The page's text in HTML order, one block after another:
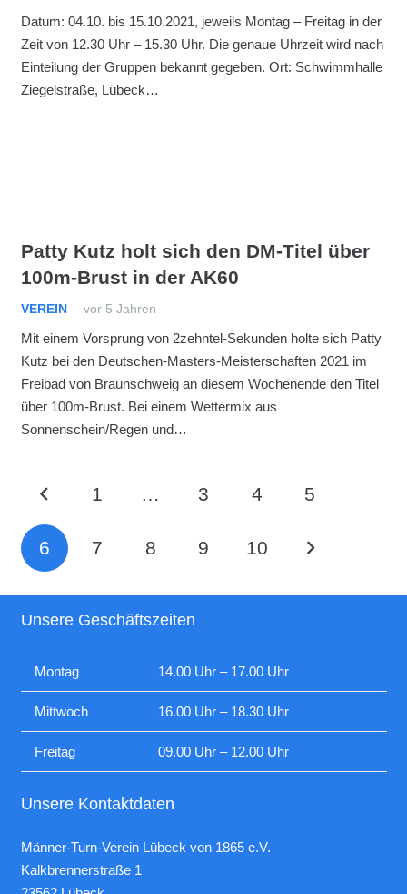
Datum: 04.10. bis 15.10.2021, jeweils Montag – Freitag in der
Zeit von 12.30 Uhr – 15.30 Uhr. Die genaue Uhrzeit wird nach
Einteilung der Gruppen bekannt gegeben. Ort: Schwimmhalle
Ziegelstraße, Lübeck…
Patty Kutz holt sich den DM-Titel über
100m-Brust in der AK60
VEREIN vor 5 Jahren
Mit einem Vorsprung von 2zehntel-Sekunden holte sich Patty
Kutz bei den Deutschen-Masters-Meisterschaften 2021 im
Freibad von Braunschweig an diesem Wochenende den Titel
über 100m-Brust. Bei einem Wettermix aus
Sonnenschein/Regen und…
1 … 3 4 5
6 7 8 9 10
Unsere Geschäftszeiten
Montag 14.00 Uhr – 17.00 Uhr
Mittwoch 16.00 Uhr – 18.30 Uhr
Freitag 09.00 Uhr – 12.00 Uhr
Unsere Kontaktdaten
Männer-Turn-Verein Lübeck von 1865 e.V.
Kalkbrennerstraße 1